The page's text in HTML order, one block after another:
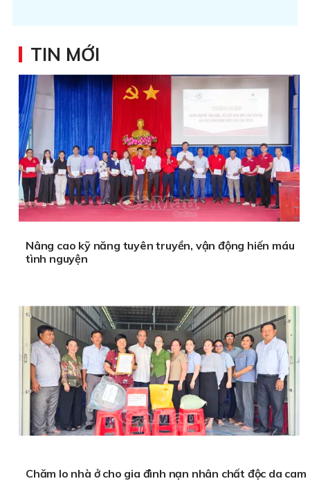
TIN MỚI
Nâng cao kỹ năng tuyên truyền, vận động hiến máu
tình nguyện
Chăm lo nhà ở cho gia đình nạn nhân chất độc da cam